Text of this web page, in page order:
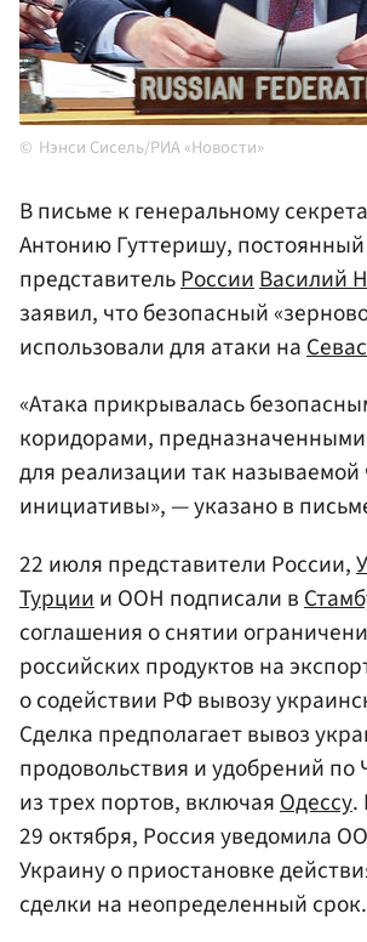
Нэнси Сисель/РИА «Новости»
В письме к генеральному
Антонию Гуттеришу, постоянный
представительРоссииВасилий
заявил, что безопасный
использовали для атаки на
«Атака прикрывалась
коридорами, предназначенными
для реализации так
инициативы», — указано в
22 июля представители России,
Турции и ООН подписали в
соглашения о снятии
российских продуктов на
о содействии РФ вывозу
Сделка предполагает вывоз
продовольствия и удобрений
из трех портов, включая Одессу.
29 октября, Россия уведомила
Украину о приостановке
сделки на неопределенный срок.